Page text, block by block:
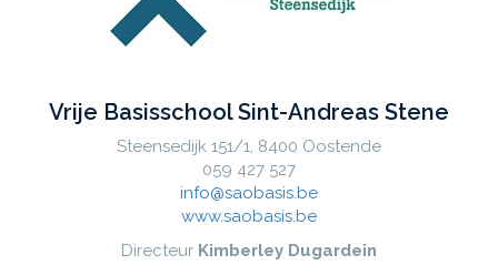
Vrije Basisschool Sint-Andreas Stene
Steensedijk 151/1, 8400 Oostende
059 427 527
info@saobasis.be
www.saobasis.be
Directeur Kimberley Dugardein